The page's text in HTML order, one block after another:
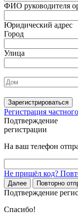
ФИО руководителя
Юридический адрес
Город
Улица
Зарегистрироваться
Регистрация
Подтверждение
регистрации
На ваш телефон
Не пришёл код?
Далее Повторно
Подтверждение
Спасибо!